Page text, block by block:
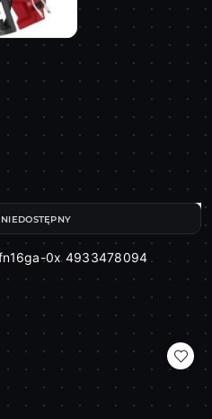
0x 4933478094